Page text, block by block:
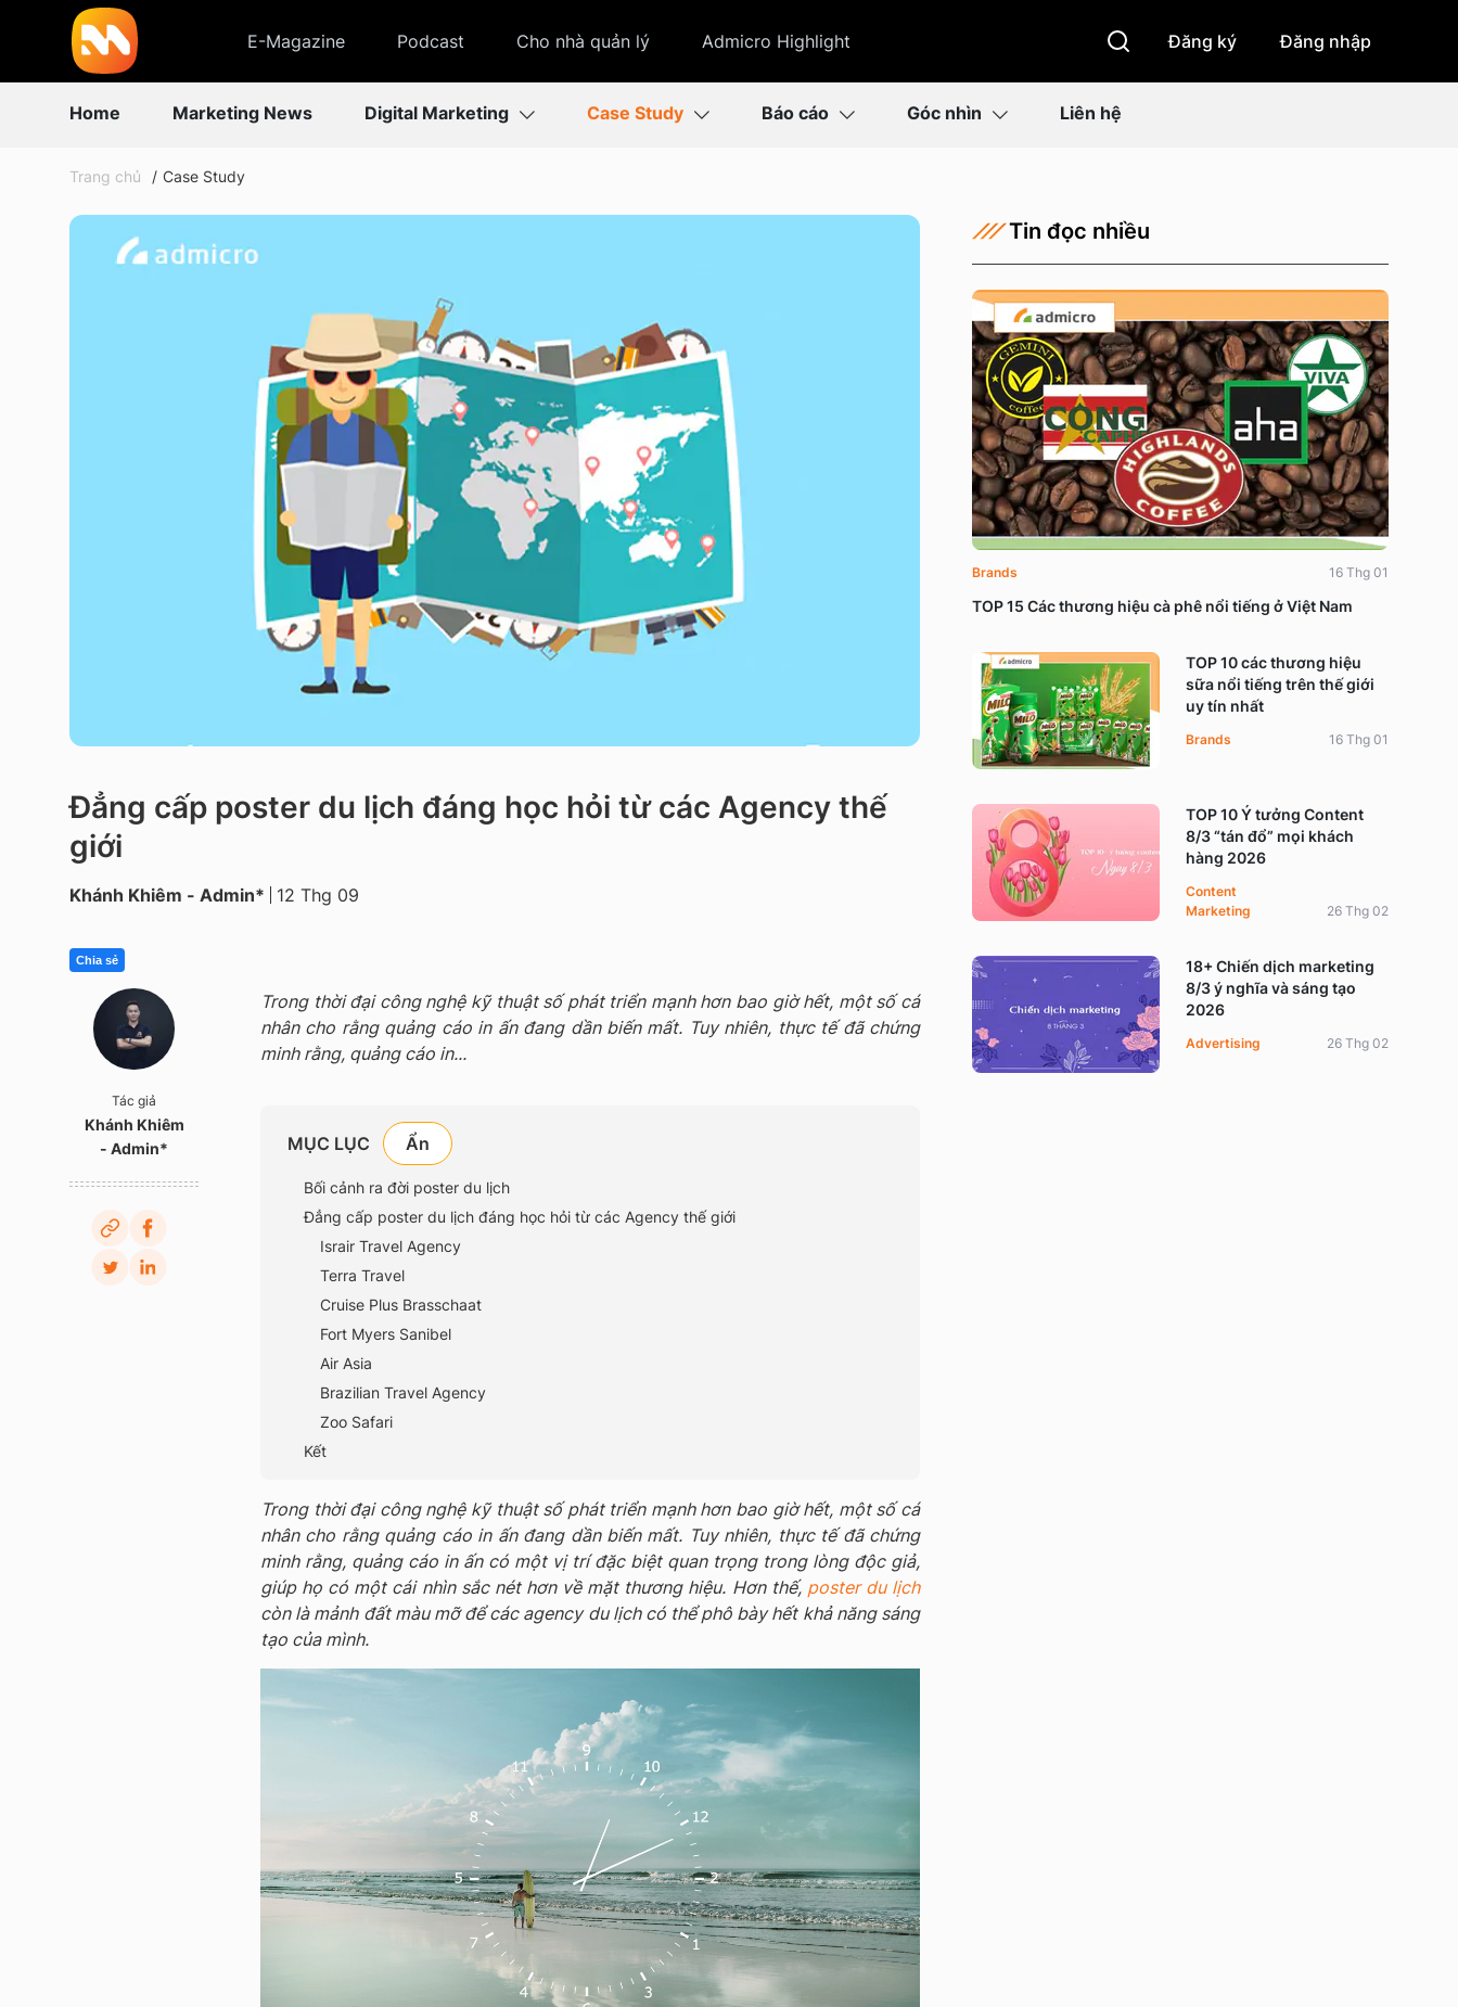
E-Magazine Podcast Cho nhà quản lý Admicro Highlight Đăng ký Đăng nhập
Home Marketing News Digital Marketing Case Study Báo cáo Góc nhìn Liên hệ
Trang chủ Case Study
Đẳng cấp poster du lịch đáng học hỏi từ các Agency thế
giới
Khánh Khiêm - Admin* 12 Thg 09
Chia sẻ
Tác giả
Khánh Khiêm
- Admin*
Trong thời đại công nghệ kỹ thuật số phát triển mạnh hơn bao giờ hết, một số cá
nhân cho rằng quảng cáo in ấn đang dần biến mất. Tuy nhiên, thực tế đã chứng
minh rằng, quảng cáo in...
MỤC LỤC
Bối cảnh ra đời poster du lịch
Đẳng cấp poster du lịch đáng học hỏi từ các Agency thế giới
Israir Travel Agency
Terra Travel
Cruise Plus Brasschaat
Fort Myers Sanibel
Air Asia
Brazilian Travel Agency
Zoo Safari
Kết
Trong thời đại công nghệ kỹ thuật số phát triển mạnh hơn bao giờ hết, một số cá
nhân cho rằng quảng cáo in ấn đang dần biến mất. Tuy nhiên, thực tế đã chứng
minh rằng, quảng cáo in ấn có một vị trí đặc biệt quan trọng trong lòng độc giả,
giúp họ có một cái nhìn sắc nét hơn về mặt thương hiệu. Hơn thế, poster du lịch
còn là mảnh đất màu mỡ để các agency du lịch có thể phô bày hết khả năng sáng
tạo của mình.
Tin đọc nhiều
TOP 15 Các thương hiệu cà phê nổi tiếng ở Việt Nam
Brands 16 Thg 01
TOP 10 các thương hiệu
sữa nổi tiếng trên thế giới
uy tín nhất
Brands 16 Thg 01
TOP 10 Ý tưởng Content
8/3 “tán đổ” mọi khách
hàng 2026
Content
Marketing
26 Thg 02
18+ Chiến dịch marketing
8/3 ý nghĩa và sáng tạo
2026
Advertising 26 Thg 02